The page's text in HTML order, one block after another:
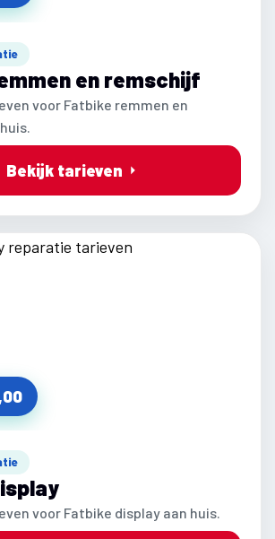
en remschijf
voor Fatbike remmen en
Bekijk tarieven
voor Fatbike display aan huis.